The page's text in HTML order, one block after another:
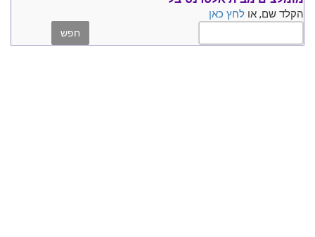
הקלד שם, או לחץ כאן